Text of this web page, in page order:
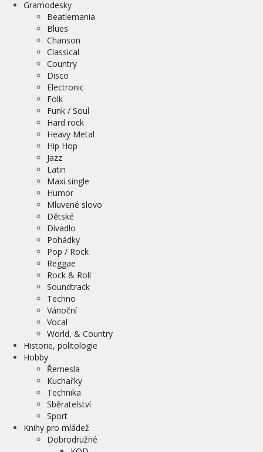
Gramodesky
Beatlemania
Blues
Chanson
Classical
Country
Disco
Electronic
Folk
Funk / Soul
Hard rock
Heavy Metal
Hip Hop
Jazz
Latin
Maxi single
Humor
Mluvené slovo
Dětské
Divadlo
Pohádky
Pop / Rock
Reggae
Rock & Roll
Soundtrack
Techno
Vánoční
Vocal
World, & Country
Historie, politologie
Hobby
Řemesla
Kuchařky
Technika
Sběratelství
Sport
Knihy pro mládež
Dobrodružné